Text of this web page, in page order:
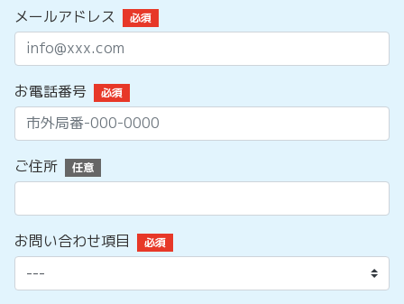
メールアドレス 必須
お電話番号 必須
ご住所 任意
お問い合わせ項目 必須